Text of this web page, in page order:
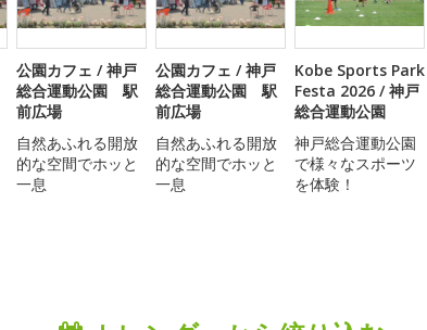
公園カフェ / 神戸
総合運動公園 駅
前広場
自然あふれる開放
的な空間でホッと
一息
公園カフェ / 神戸
総合運動公園 駅
前広場
自然あふれる開放
的な空間でホッと
一息
Kobe Sports Park
Festa 2026 / 神戸
総合運動公園
神戸総合運動公園
で様々なスポーツ
を体験！